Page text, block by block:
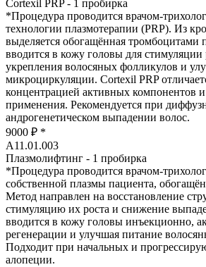
Cortexil PRP - 1 пробирка
*Процедура проводится врачом-
технологии плазмотерапии (PRP). Из
выделяется обогащённая тромбоцитами
вводится в кожу головы для стимуляции
укрепления волосяных фолликулов и
микроциркуляции. Cortexil PRP
концентрацией активных компонентов
применения. Рекомендуется при
андрогенетическом выпадении волос.
9000 ₽ *
А11.01.003
Плазмолифтинг - 1 пробирка
*Процедура проводится врачом-
собственной плазмы пациента,
Метод направлен на восстановление
стимуляцию их роста и снижение
вводится в кожу головы инъекционно,
регенерации и улучшая питание
Подходит при начальных и
алопеции.